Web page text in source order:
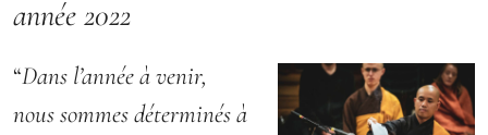
année 2022
“Dans l’année à venir,
nous sommes déterminés à